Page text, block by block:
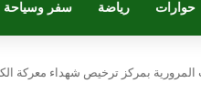
حوارات رياضة سفر وسياحة
المرورية بمركز ترخيص شهداء معركة